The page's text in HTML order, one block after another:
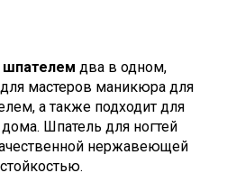
шпателем два в одном,
мастеров маникюра для
а также подходит для
Шпатель для ногтей
нержавеющей